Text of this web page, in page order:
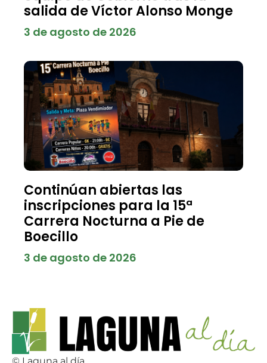
salida de Víctor Alonso Monge
3 de agosto de 2026
Continúan abiertas las
inscripciones para la 15ª
Carrera Nocturna a Pie de
Boecillo
3 de agosto de 2026